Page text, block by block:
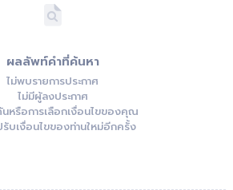
ผลลัพท์คำที่ค้นหา
ไม่พบรายการประกาศ
ไม่มีผู้ลงประกาศ
นหรือการเลือกเงื่อนไขของคุณ
บเงื่อนไขของท่านใหม่อีกครั้ง